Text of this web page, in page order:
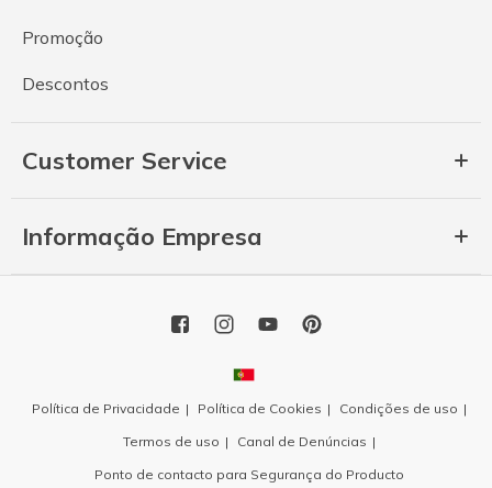
Promoção
Descontos
Customer Service
Informação Empresa
Política de Privacidade Política de Cookies
Condições de uso
Termos de uso
Canal de Denúncias
Ponto de contacto para Segurança do Producto